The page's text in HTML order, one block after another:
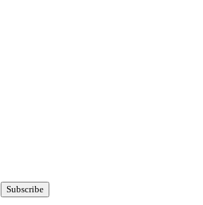
Subscribe